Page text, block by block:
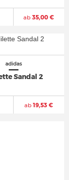
ab 35,00 €
adidas
Sandal 2
ab19,53 €